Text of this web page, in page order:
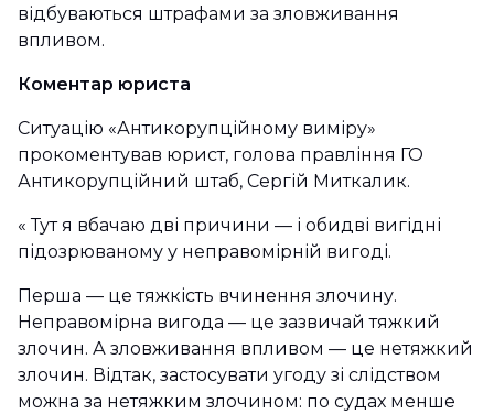
відбуваються штрафами за зловживання
впливом.
Коментар юриста
Ситуацію «Антикорупційному виміру»
прокоментував юрист, голова правління ГО
Антикорупційний штаб, Сергій Миткалик.
« ​Тут я вбачаю дві причини — і обидві вигідні
підозрюваному у неправомірній вигоді.
Перша — це тяжкість вчинення злочину.
Неправомірна вигода — це зазвичай тяжкий
злочин. А зловживання впливом — це нетяжкий
злочин. Відтак, застосувати угоду зі слідством
можна за нетяжким злочином: по судах менше